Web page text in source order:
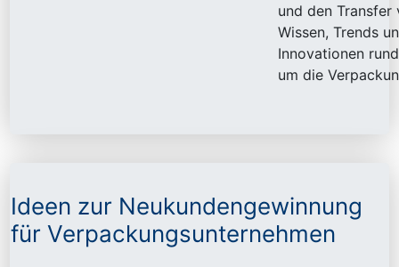
und den Transfer
Wissen, Trends
Innovationen rund
um die
Ideen zur Neukundengewinnung
für Verpackungsunternehmen